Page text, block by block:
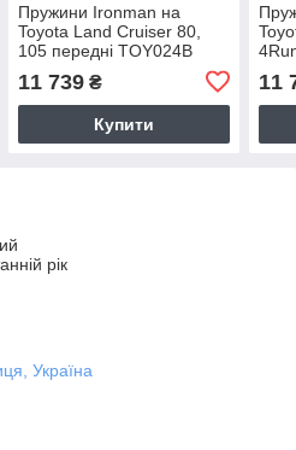
Пружини Ironman на
Toyota Land Cruiser 80,
105 передні TOY024B
11 739₴
Купити
11
рік
Україна